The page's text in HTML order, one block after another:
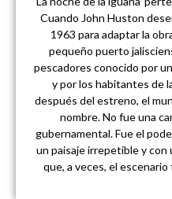
Cuando John Huston
1963 para adaptar la
pequeño puerto
pescadores conocido por
y por los habitantes de
después del estreno, el
nombre. No fue una
gubernamental. Fue el
un paisaje irrepetible y
que, a veces, el